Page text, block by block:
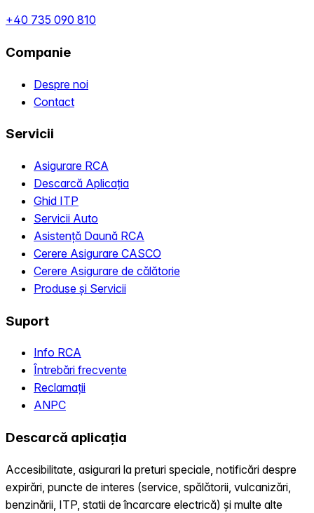
+40 735 090 810
Companie
Despre noi
Contact
Servicii
Asigurare RCA
Descarcă Aplicația
Ghid ITP
Servicii Auto
Asistență Daună RCA
Cerere Asigurare CASCO
Cerere Asigurare de călătorie
Produse și Servicii
Suport
Info RCA
Întrebări frecvente
Reclamații
ANPC
Descarcă aplicația
Accesibilitate, asigurari la preturi speciale, notificări despre
expirări, puncte de interes (service, spălătorii, vulcanizări,
benzinării, ITP, statii de încarcare electrică) și multe alte